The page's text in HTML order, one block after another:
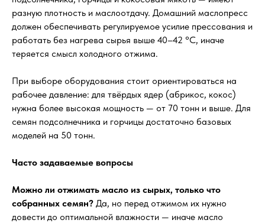
разную плотность и маслоотдачу. Домашний маслопресс
должен обеспечивать регулируемое усилие прессования и
работать без нагрева сырья выше 40–42 °C, иначе
теряется смысл холодного отжима.
При выборе оборудования стоит ориентироваться на
рабочее давление: для твёрдых ядер (абрикос, кокос)
нужна более высокая мощность — от 70 тонн и выше. Для
семян подсолнечника и горчицы достаточно базовых
моделей на 50 тонн.
Часто задаваемые вопросы
Можно ли отжимать масло из сырых, только что
собранных семян? Да, но перед отжимом их нужно
довести до оптимальной влажности — иначе масло